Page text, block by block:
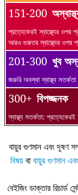
151-200
প্রত্যেকেরই স্বাস্থ্যের ওপর
আরও গুরুতর স্বাস্থ্যের ওপর
201-300 খুব
জরুরি অবস্থা স্বাস্থ্য
300+ বিপজ্জনক
স্বাস্থ্য সতর্কতা:
বায়ুর গুণমান এবং দূষণ
বিষয়বাবায়ুর গুণমান
বেইজিং ডাক্তার রিচার্ড